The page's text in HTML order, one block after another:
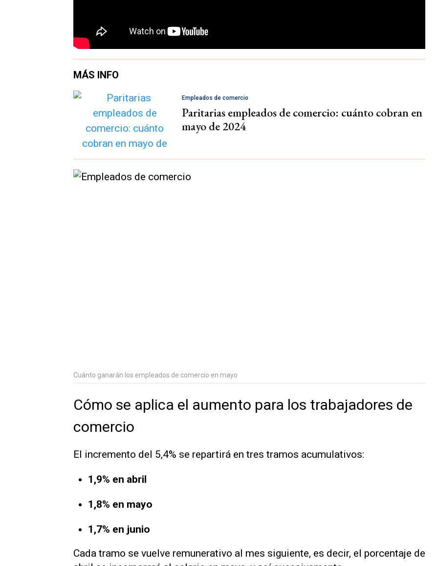
MÁS INFO
Empleados de comercio
Paritarias empleados de comercio: cuánto cobran en
mayo de 2024
Cuánto ganarán los empleados de comercio en mayo
Cómo se aplica el aumento para los trabajadores de
comercio
El incremento del 5,4% se repartirá en tres tramos acumulativos:
1,9% en abril
1,8% en mayo
1,7% en junio
Cada tramo se vuelve remunerativo al mes siguiente, es decir, el porcentaje de